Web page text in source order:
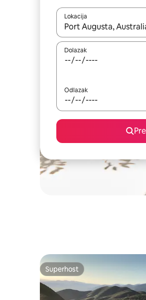
Lokacija
Kada budu dostupni
Dolazak
Odlazak
Superhost
Superhost